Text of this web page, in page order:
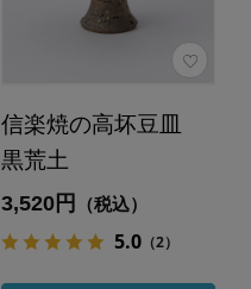
信楽焼の高坏豆皿
黒荒土
3,520円 （税込）
5.0（2）